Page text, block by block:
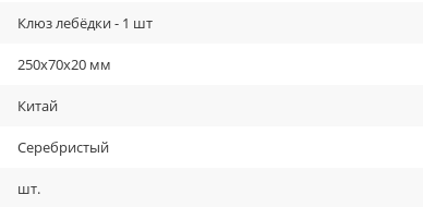
Клюз лебёдки - 1 шт
250х70х20 мм
Китай
Серебристый
шт.